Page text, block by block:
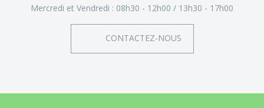
Mercredi et Vendredi : 08h30 - 12h00 13h30 - 17h00
CONTACTEZ-NOUS